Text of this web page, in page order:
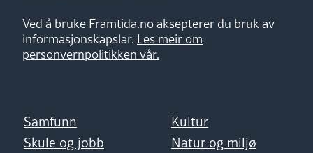
Ved å bruke Framtida.no aksepterer du bruk av
informasjonskapslar. Les meir om
personvernpolitikken vår.
Samfunn
Kultur
Skule og jobb
Natur og miljø